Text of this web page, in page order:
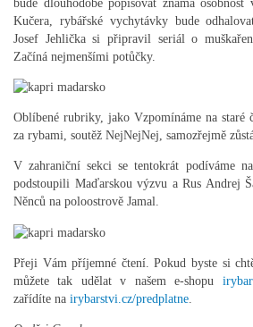
bude dlouhodobě popisovat známá
Kučera, rybářské vychytávky bude
Josef Jehlička si připravil seriál o
Začíná nejmenšími potůčky.
Oblíbené rubriky, jako Vzpomínáme na staré
za rybami, soutěž NejNejNej, samozřejmě
V zahraniční sekci se tentokrát podíváme
podstoupili Maďarskou výzvu a Rus Andrej
Něnců na poloostrově Jamal.
Přeji Vám příjemné čtení. Pokud byste si
můžete tak udělat v našem e-shopu
zařídíte na irybarstvi.cz/predplatne.